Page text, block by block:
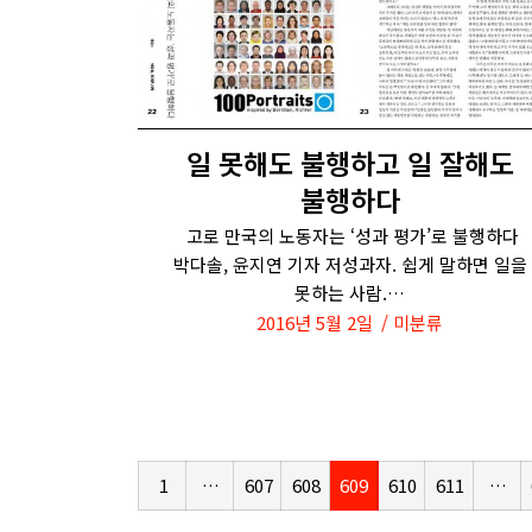
일 못해도 불행하고 일 잘해도
불행하다
고로 만국의 노동자는 ‘성과 평가’로 불행하다
박다솔, 윤지연 기자 저성과자. 쉽게 말하면 일을
못하는 사람.…
2016년 5월 2일
미분류
1 … 607 608 609 610 611 …